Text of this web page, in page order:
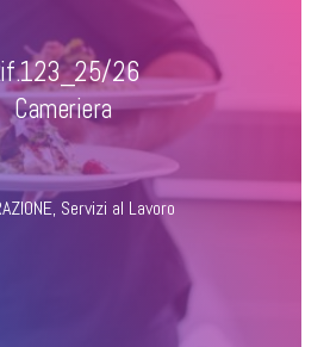
26
Cameriera
, Servizi al Lavoro